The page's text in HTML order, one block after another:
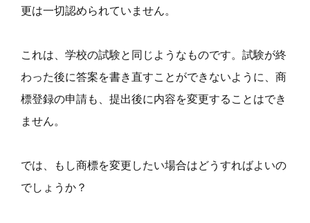
更は一切認められていません。
これは、学校の試験と同じようなものです。試験が終
わった後に答案を書き直すことができないように、商
標登録の申請も、提出後に内容を変更することはでき
ません。
では、もし商標を変更したい場合はどうすればよいの
でしょうか？